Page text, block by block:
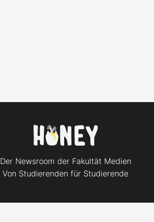
Der Newsroom der Fakultät Medien
Von Studierenden für Studierende